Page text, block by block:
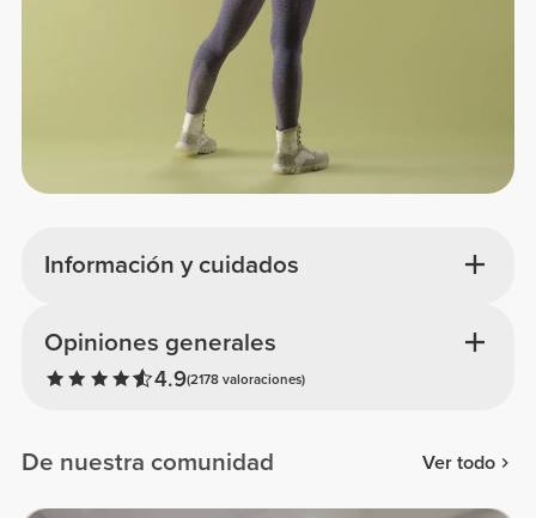
Información y cuidados
Opiniones generales
4.9(2178 valoraciones)
De nuestra comunidad Ver todo